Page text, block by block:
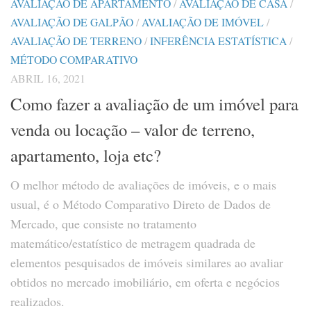
AVALIAÇÃO DE APARTAMENTO/AVALIAÇÃO DE CASA /
AVALIAÇÃO DE GALPÃO/AVALIAÇÃO DE IMÓVEL/
AVALIAÇÃO DE TERRENO/INFERÊNCIA ESTATÍSTICA /
MÉTODO COMPARATIVO
ABRIL 16, 2021
Como fazer a avaliação de um imóvel para
venda ou locação – valor de terreno,
apartamento, loja etc?
O melhor método de avaliações de imóveis, e o mais
usual, é o Método Comparativo Direto de Dados de
Mercado, que consiste no tratamento
matemático/estatístico de metragem quadrada de
elementos pesquisados de imóveis similares ao avaliar
obtidos no mercado imobiliário, em oferta e negócios
realizados.